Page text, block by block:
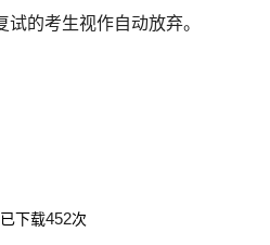
的考生视作自动放弃。
下载452次